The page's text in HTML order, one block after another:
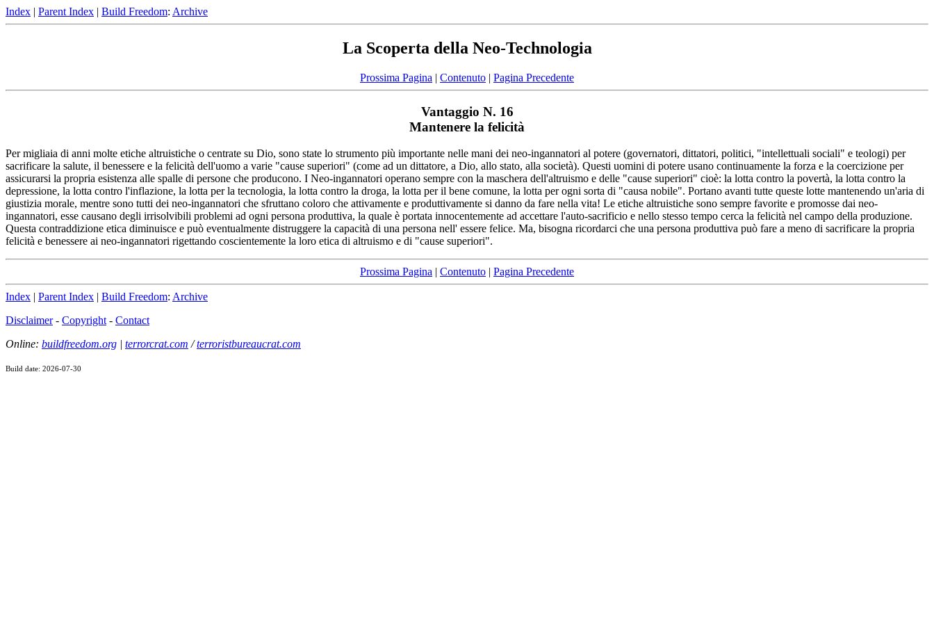
Index | Parent Index | Build Freedom: Archive
La Scoperta della Neo-Technologia
Prossima Pagina | Contenuto | Pagina Precedente
Vantaggio N. 16
Mantenere la felicità
Per migliaia di anni molte etiche altruistiche o centrate su Dio, sono state lo strumento più importante nelle mani dei neo-ingannatori al potere (governatori, dittatori, politici, "intellettuali sociali" e teologi) per
sacrificare la salute, il benessere e la felicità dell'uomo a varie "cause superiori" (come ad un dittatore, a Dio, allo stato, alla società). Questi uomini di potere usano continuamente la forza e la coercizione per
assicurarsi la propria esistenza alle spalle di persone che producono. I Neo-ingannatori operano sempre con la maschera dell'altruismo e delle "cause superiori" cioè: la lotta contro la povertà, la lotta contro la
depressione, la lotta contro l'inflazione, la lotta per la tecnologia, la lotta contro la droga, la lotta per il bene comune, la lotta per ogni sorta di "causa nobile". Portano avanti tutte queste lotte mantenendo un'aria di
giustizia morale, mentre sono tutti dei neo-ingannatori che sfruttano coloro che attivamente e produttivamente si danno da fare nella vita! Le etiche altruistiche sono sempre favorite e promosse dai neo-
ingannatori, esse causano degli irrisolvibili problemi ad ogni persona produttiva, la quale è portata innocentemente ad accettare l'auto-sacrificio e nello stesso tempo cerca la felicità nel campo della produzione.
Questa contraddizione etica diminuisce e può eventualmente distruggere la capacità di una persona nell' essere felice. Ma, bisogna ricordarci che una persona produttiva può fare a meno di sacrificare la propria
felicità e benessere ai neo-ingannatori rigettando coscientemente la loro etica di altruismo e di "cause superiori".
Prossima Pagina | Contenuto | Pagina Precedente
Index | Parent Index | Build Freedom: Archive
Disclaimer- Copyright - Contact
Online: buildfreedom.org | terrorcrat.com /terroristbureaucrat.com
Build date: 2026-07-30